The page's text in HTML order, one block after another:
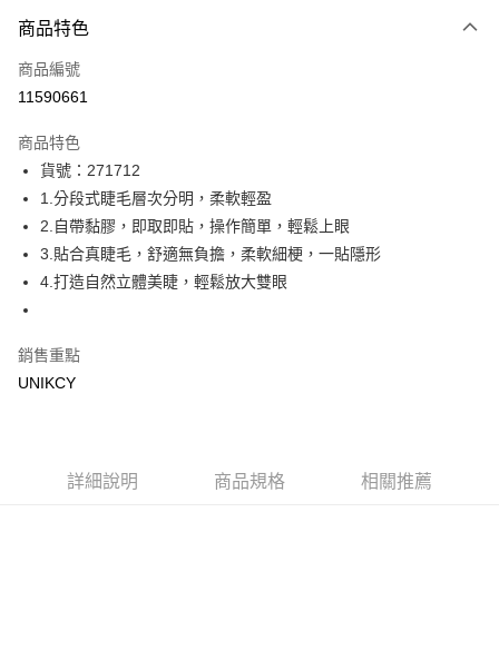
icash Pay
信用卡一次付款
LINE Pay
Apple Pay
街口支付
悠遊付
運送方式
付款後7-11取貨［需3-5個工作天不含預購商品］
商品特色
商品編號
11590661
商品特色
貨號：271712
1.分段式睫毛層次分明，柔軟輕盈
2.自帶黏膠，即取即貼，操作簡單，輕鬆上眼
3.貼合真睫毛，舒適無負擔，柔軟細梗，一貼隱形
4.打造自然立體美睫，輕鬆放大雙眼
銷售重點
UNIKCY
詳細說明 商品規格 相關推薦